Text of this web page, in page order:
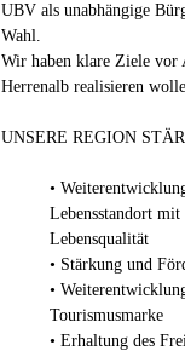
UBV als unabhängige
Wahl.
Wir haben klare Ziele vor
Herrenalb realisieren
UNSERE REGION
•
Lebensstandort
Lebensqualität
• Stärkung und
•
Tourismusmarke
• Erhaltung des